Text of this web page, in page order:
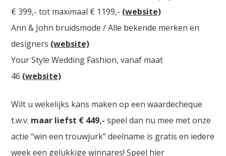
€ 399,- tot maximaal € 1199,- (website)
Ann & John bruidsmode / Alle bekende merken en
designers (website)
Your Style Wedding Fashion, vanaf maat
46 (website)
Wilt u wekelijks kans maken op een waardecheque
t.w.v. maar liefst € 449,- speel dan nu mee met onze
actie “win een trouwjurk” deelname is gratis en iedere
week een gelukkige winnares! Speel hier